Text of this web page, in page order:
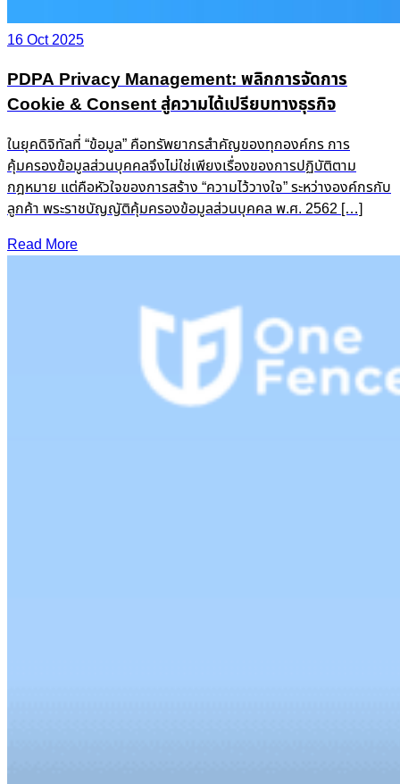
16 Oct 2025
PDPA Privacy Management: พลิกการจัดการ
Cookie & Consent สู่ความได้เปรียบทางธุรกิจ
ในยุคดิจิทัลที่ “ข้อมูล” คือทรัพยากรสำคัญของทุกองค์กร การ
คุ้มครองข้อมูลส่วนบุคคลจึงไม่ใช่เพียงเรื่องของการปฏิบัติตาม
กฎหมาย แต่คือหัวใจของการสร้าง “ความไว้วางใจ” ระหว่างองค์กรกับ
ลูกค้า พระราชบัญญัติคุ้มครองข้อมูลส่วนบุคคล พ.ศ. 2562 […]
Read More